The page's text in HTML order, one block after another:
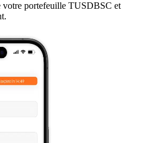
votre portefeuille TUSDBSC et